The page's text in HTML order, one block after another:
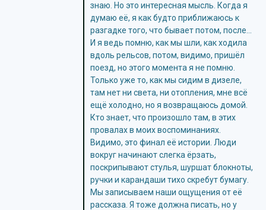
знаю. Но это интересная мысль. Когда я
думаю её, я как будто приближаюсь к
разгадке того, что бывает потом, после…
И я ведь помню, как мы шли, как ходила
вдоль рельсов, потом, видимо, пришёл
поезд, но этого момента я не помню.
Только уже то, как мы сидим в дизеле,
там нет ни света, ни отопления, мне всё
ещё холодно, но я возвращаюсь домой.
Кто знает, что произошло там, в этих
провалах в моих воспоминаниях.
Видимо, это финал её истории. Люди
вокруг начинают слегка ёрзать,
поскрипывают стулья, шуршат блокноты,
ручки и карандаши тихо скребут бумагу.
Мы записываем наши ощущения от её
рассказа. Я тоже должна писать, но у